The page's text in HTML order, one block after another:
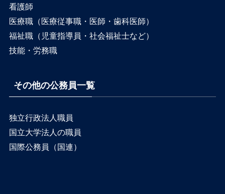
看護師
医療職（医療従事職・医師・歯科医師）
福祉職（児童指導員・社会福祉士など）
技能・労務職
その他の公務員一覧
独立行政法人職員
国立大学法人の職員
国際公務員（国連）